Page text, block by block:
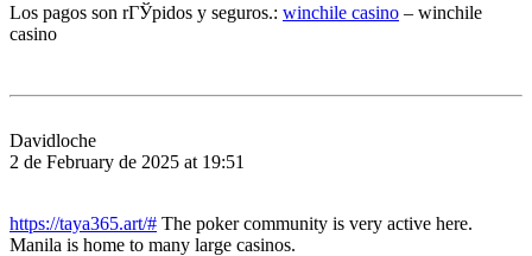
Los pagos son rГЎpidos y seguros.: winchile casino – winchile
casino
Davidloche
2 de February de 2025 at 19:51
https://taya365.art/# The poker community is very active here.
Manila is home to many large casinos.